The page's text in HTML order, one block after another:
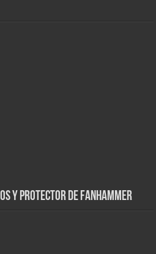
y Protector de FanHammer